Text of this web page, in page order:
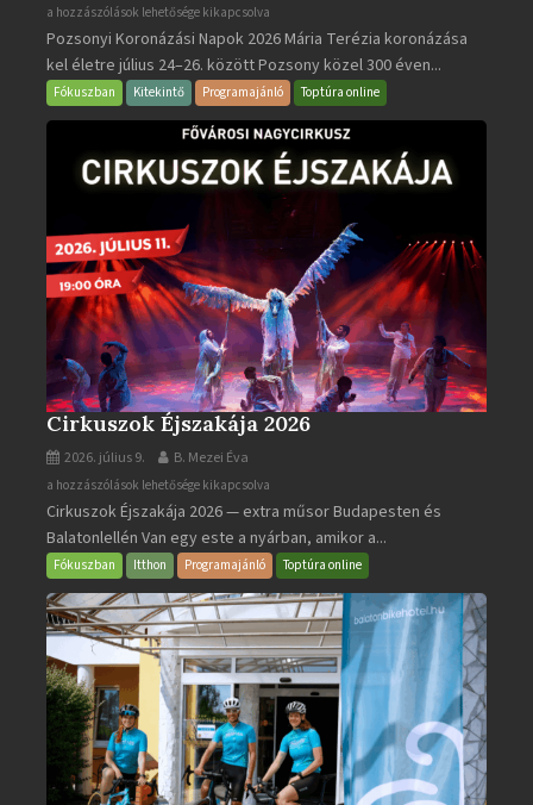
Pozsonyi
Koronázási
Napok
bejegyzéshez
a hozzászólások lehetősége kikapcsolva
Pozsonyi Koronázási Napok 2026 Mária Terézia koronázása
kel életre július 24–26. között Pozsony közel 300 éven...
Fókuszban Kitekintő Programajánló Toptúra online
Cirkuszok Éjszakája 2026
2026. július 9. B. Mezei Éva
Cirkuszok
Éjszakája
2026
bejegyzéshez
a hozzászólások lehetősége kikapcsolva
Cirkuszok Éjszakája 2026 — extra műsor Budapesten és
Balatonlellén Van egy este a nyárban, amikor a...
Fókuszban Itthon Programajánló Toptúra online